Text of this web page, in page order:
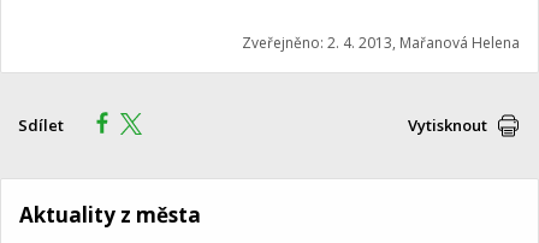
Zveřejněno: 2. 4. 2013, Mařanová Helena
Sdílet Vytisknout
Aktuality z města